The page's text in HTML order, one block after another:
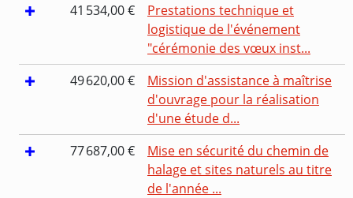
41 534,00 €
Prestations technique et
logistique de l'événement
"cérémonie des vœux inst...
49 620,00 €
Mission d'assistance à maîtrise
d'ouvrage pour la réalisation
d'une étude d...
77 687,00 €
Mise en sécurité du chemin de
halage et sites naturels au titre
de l'année ...